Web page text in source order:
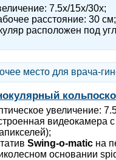
7.5x/15x/30x;
расстояние: 30 см;
расположен под
место для врача-
увеличение:
видеокамера
Swing-o-matic на
основании